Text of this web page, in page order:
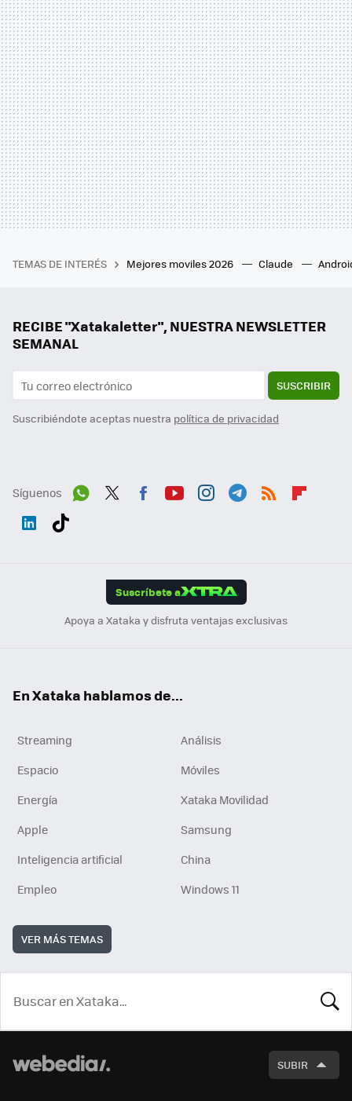
TEMAS DE INTERÉS Mejores moviles 2026 Claude
RECIBE "Xatakaletter", NUESTRA NEWSLETTER
SEMANAL
SUSCRIBIR
Suscribiéndote aceptas nuestra política de privacidad
Síguenos
Suscríbete a
Apoya a Xataka y disfruta ventajas exclusivas
En Xataka hablamos de...
Streaming
Análisis
Espacio
Móviles
Energía
Xataka Movilidad
Apple
Samsung
Inteligencia artificial
China
Empleo
Windows 11
VER MÁS TEMAS
SUBIR